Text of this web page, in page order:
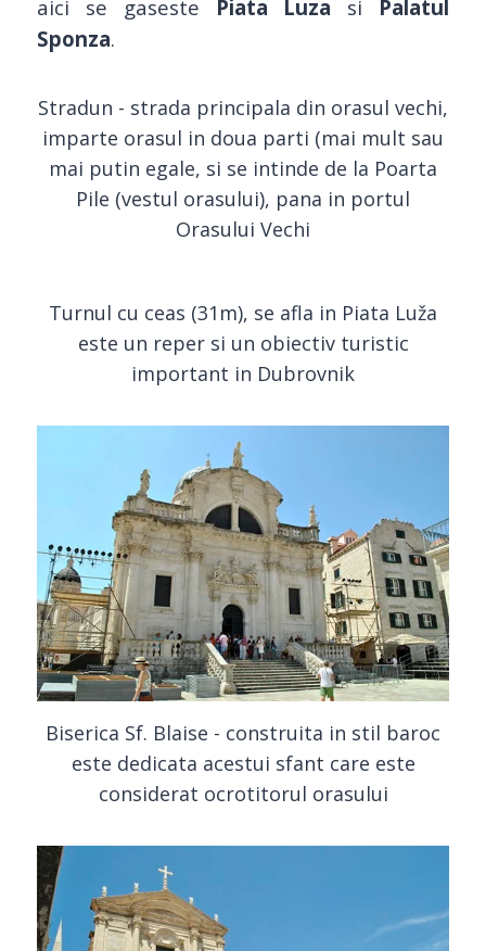
aici se gaseste Piata Luza si
Palatul
Sponza.
Stradun - strada principala din orasul vechi,
imparte orasul in doua parti (mai mult sau
mai putin egale, si se intinde de la Poarta
Pile (vestul orasului), pana in portul
Orasului Vechi
Turnul cu ceas (31m), se afla in Piata Luža
este un reper si un obiectiv turistic
important in Dubrovnik
Biserica Sf. Blaise - construita in stil baroc
este dedicata acestui sfant care este
considerat ocrotitorul orasului